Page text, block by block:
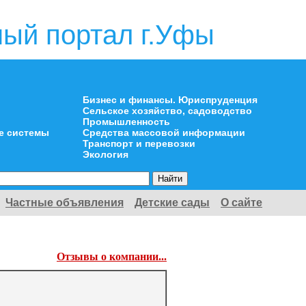
портал г.Уфы
системы
Бизнес и финансы. Юриспруденция
Сельское хозяйство, садоводство
Промышленность
Средства массовой информации
Транспорт и перевозки
Экология
Частные объявления Детские сады О сайте
Отзывы о компании...